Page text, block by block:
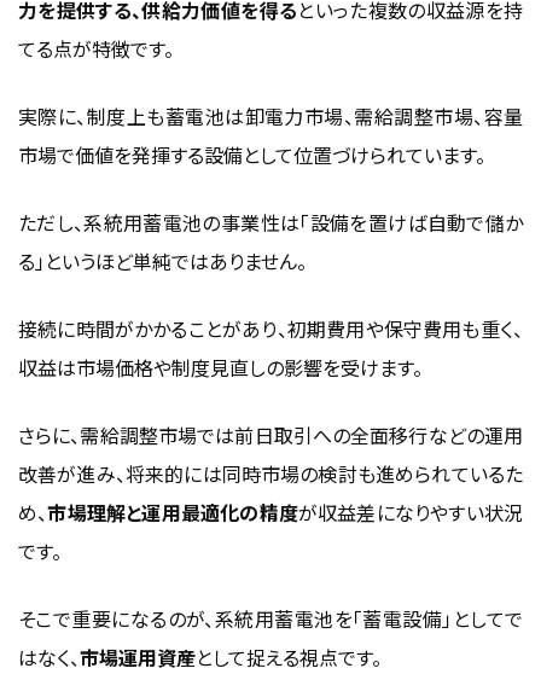
要性が高まっている
卸電力市場で売買差益を狙うアービトラージ
需給調整市場で調整力を提供して収益化する
容量市場で供給力価値に対する対価を得る
複数市場を組み合わせて収益最大化を目指すのが基本に
系統用蓄電池の収益化は3市場をどう配分するかで差が
出やすい
電力市場への参加によって収益機会を持てる
再エネ拡大や電力需給安定化に貢献できる
補助金や制度整備が導入を後押ししている
事業
力を提供する、供給力価値を得るといった複数の収益源を持
てる点が特徴です。
実際に、制度上も蓄電池は卸電力市場、需給調整市場、容量
市場で価値を発揮する設備として位置づけられています。
ただし、系統用蓄電池の事業性は「設備を置けば自動で儲か
る」というほど単純ではありません。
接続に時間がかかることがあり、初期費用や保守費用も重く、
収益は市場価格や制度見直しの影響を受けます。
さらに、需給調整市場では前日取引への全面移行などの運用
改善が進み、将来的には同時市場の検討も進められているた
め、市場理解と運用最適化の精度が収益差になりやすい状況
です。
そこで重要になるのが、系統用蓄電池を「蓄電設備」としてで
はなく、市場運用資産として捉える視点です。